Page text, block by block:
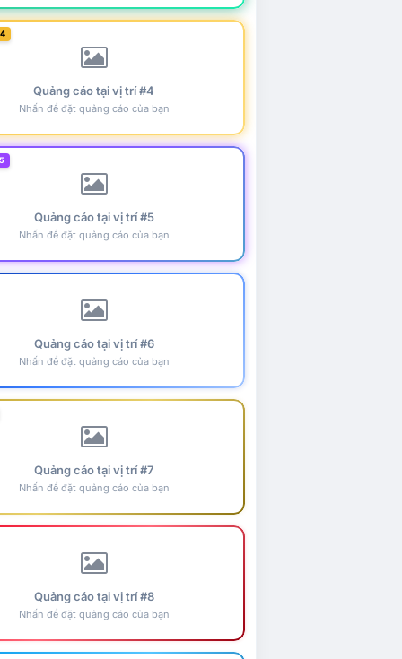
Quảng cáo tại vị trí #4
Nhấn để đặt quảng cáo của bạn
Quảng cáo tại vị trí #5
Nhấn để đặt quảng cáo của bạn
Quảng cáo tại vị trí #6
Nhấn để đặt quảng cáo của bạn
Quảng cáo tại vị trí #7
Nhấn để đặt quảng cáo của bạn
Quảng cáo tại vị trí #8
Nhấn để đặt quảng cáo của bạn